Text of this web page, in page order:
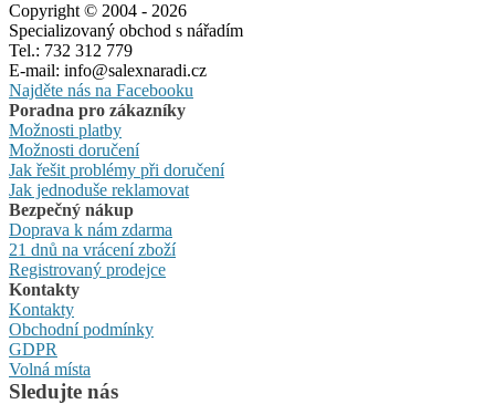
Copyright © 2004 - 2026
Specializovaný obchod s nářadím
Tel.: 732 312 779
E-mail: info@salexnaradi.cz
Najděte nás na Facebooku
Poradna pro zákazníky
Možnosti platby
Možnosti doručení
Jak řešit problémy při doručení
Jak jednoduše reklamovat
Bezpečný nákup
Doprava k nám zdarma
21 dnů na vrácení zboží
Registrovaný prodejce
Kontakty
Kontakty
Obchodní podmínky
GDPR
Volná místa
Sledujte nás